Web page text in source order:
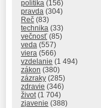
politika (156)
pravda (304)
Reč (83)
technika (33)
večnosť (85)
veda (557)
viera (566)
vzdelanie (1 494)
zákon (380)
zázraky (285)
zdravie (346)
život(1 704)
zjavenie (388)